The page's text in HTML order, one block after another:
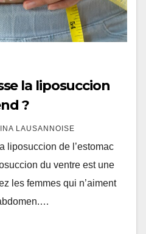
la liposuccion
?
LAUSANNOISE
liposuccion de l’estomac
du ventre est une
les femmes qui n’aiment